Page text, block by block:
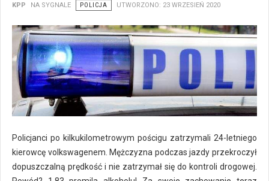
KPP NA SYGNALE POLICJA UTWORZONO: 23 WRZESIEŃ 2020
Policjanci po kilkukilometrowym pościgu zatrzymali 24-letniego
kierowcę volkswagenem. Mężczyzna podczas jazdy przekroczył
dopuszczalną prędkość i nie zatrzymał się do kontroli drogowej.